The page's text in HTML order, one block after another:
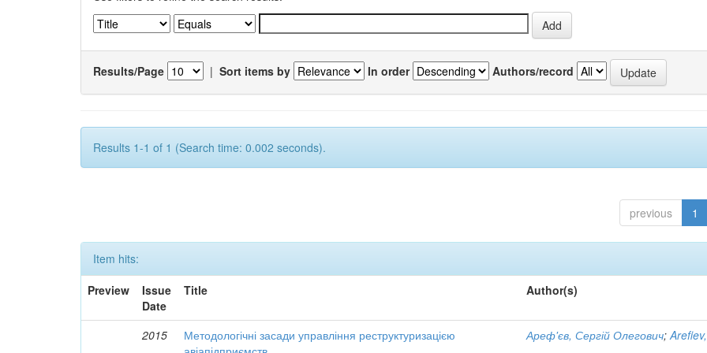
Results/Page | Sort items by In order Authors/record
Results 1-1 of 1 (Search time: 0.002 seconds).
previous 1
Item hits:
Preview
Issue
Date
Title Author(s)
2015
Методологічні засади управління реструктуризацією
Ареф'єв, Сергій Олегович;